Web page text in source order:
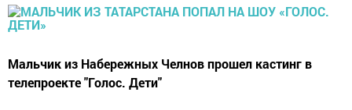
Мальчик из Набережных Челнов прошел кастинг в
телепроекте "Голос. Дети"